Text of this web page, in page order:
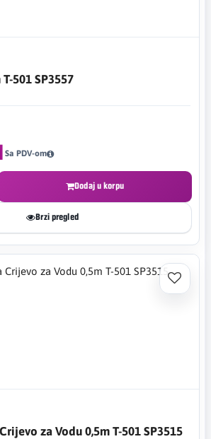
501 SP3557
Sa PDV-om
Dodaj u korpu
Brzi pregled
za Vodu 0,5m T-501 SP3515